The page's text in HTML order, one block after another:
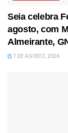
Seia celebra
agosto, com
Almeirante,
7 DE AGOSTO, 2026